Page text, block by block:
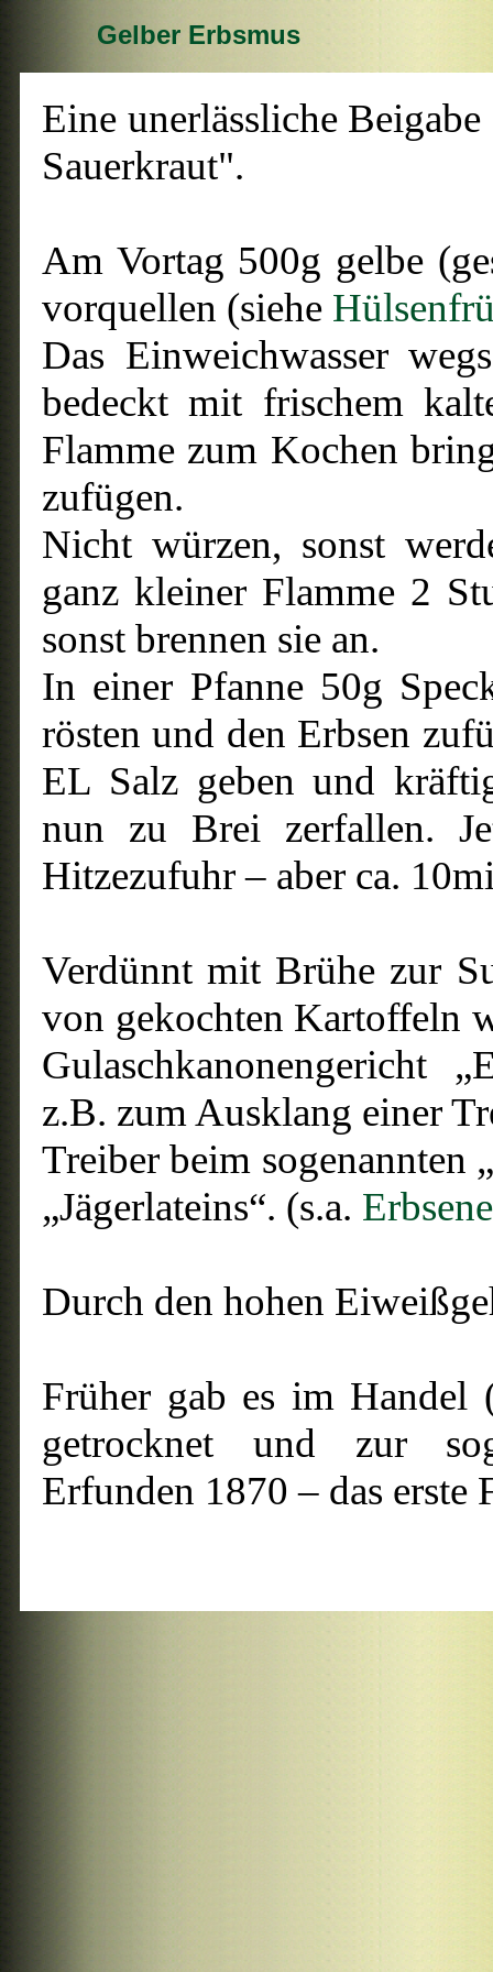
Gelber Erbsmus
Eine unerlässliche
Sauerkraut".
Am Vortag 500g gelbe
vorquellen (siehe
Das Einweichwasser
bedeckt mit frischem
Flamme zum Kochen
zufügen.
Nicht würzen, sonst
ganz kleiner Flamme 2
sonst brennen sie an.
In einer Pfanne 50g
rösten und den Erbsen
EL Salz geben und
nun zu Brei zerfallen.
Hitzezufuhr – aber ca.
Verdünnt mit Brühe zur
von gekochten Kartoffeln
Gulaschkanonengericht
z.B. zum Ausklang einer
Treiber beim sogenannten
„Jägerlateins“. (s.a.
Durch den hohen
Früher gab es im Handel
getrocknet und zur
Erfunden 1870 – das erste